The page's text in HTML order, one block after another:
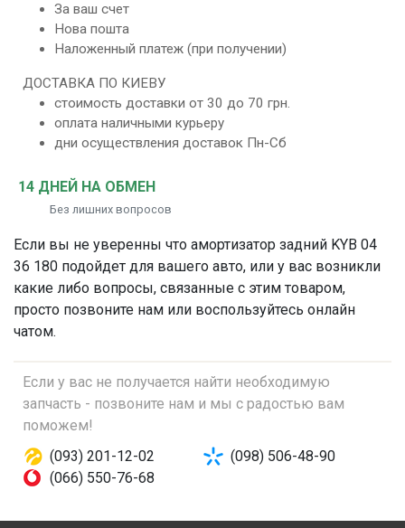
За ваш счет
Нова пошта
Наложенный платеж (при получении)
ДОСТАВКА ПО КИЕВУ
стоимость доставки от 30 до 70 грн.
оплата наличными курьеру
дни осуществления доставок Пн-Сб
14 ДНЕЙ НА ОБМЕН
Без лишних вопросов
Если вы не уверенны что амортизатор задний KYB 04
36 180 подойдет для вашего авто, или у вас возникли
какие либо вопросы, связанные с этим товаром,
просто позвоните нам или воспользуйтесь онлайн
чатом.
Если у вас не получается найти необходимую
запчасть - позвоните нам и мы с радостью вам
поможем!
(093) 201-12-02
(098) 506-48-90
(066) 550-76-68